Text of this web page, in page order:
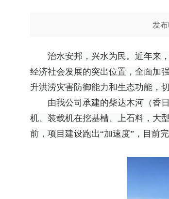
发
治水安邦，兴水为民。近年来
经济社会发展的突出位置，全面加
升洪涝灾害防御能力和生态功能，
由我公司承建的柴达木河（香
机、装载机在挖基槽、上石料，大
前，项目建设跑出“加速度”，目前